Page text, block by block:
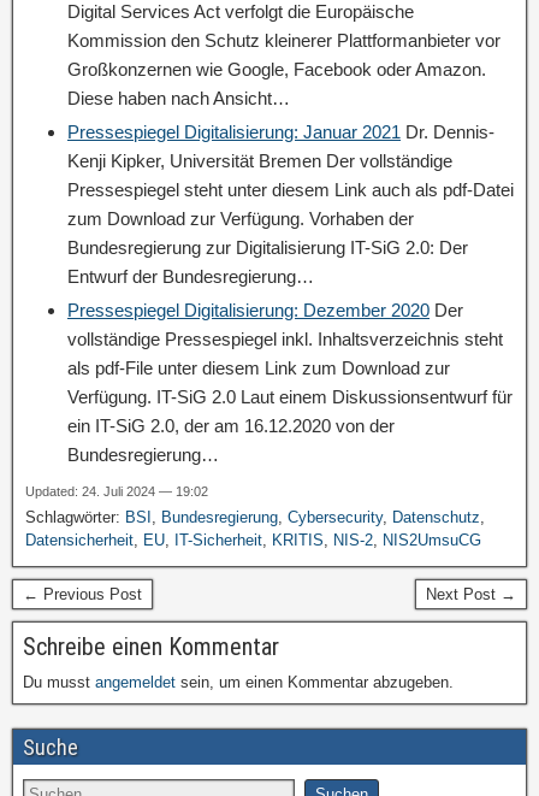
Digital Services Act verfolgt die Europäische
Kommission den Schutz kleinerer Plattformanbieter vor
Großkonzernen wie Google, Facebook oder Amazon.
Diese haben nach Ansicht…
Pressespiegel Digitalisierung: Januar 2021 Dr. Dennis-
Kenji Kipker, Universität Bremen Der vollständige
Pressespiegel steht unter diesem Link auch als pdf-Datei
zum Download zur Verfügung. Vorhaben der
Bundesregierung zur Digitalisierung IT-SiG 2.0: Der
Entwurf der Bundesregierung…
Pressespiegel Digitalisierung: Dezember 2020 Der
vollständige Pressespiegel inkl. Inhaltsverzeichnis steht
als pdf-File unter diesem Link zum Download zur
Verfügung. IT-SiG 2.0 Laut einem Diskussionsentwurf für
ein IT-SiG 2.0, der am 16.12.2020 von der
Bundesregierung…
Updated: 24. Juli 2024 — 19:02
Schlagwörter: BSI , Bundesregierung, Cybersecurity, Datenschutz,
Datensicherheit, EU, IT-Sicherheit, KRITIS, NIS-2, NIS2UmsuCG
← Previous Post Next Post →
Schreibe einen Kommentar
Du musst angemeldet sein, um einen Kommentar abzugeben.
Suche